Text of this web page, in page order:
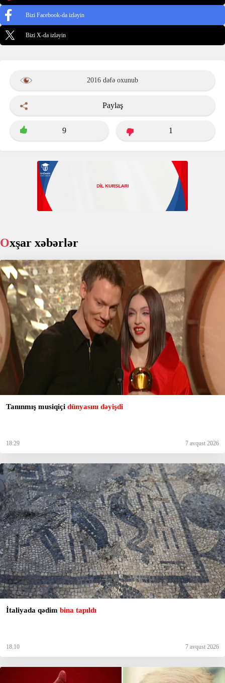
Bizi Facebook-da izləyin
Bizi X-da izləyin
2016 dəfə oxunub
Paylaş
9 1
Oxşar xəbərlər
Tanınmış musiqiçi dünyasını dəyişdi
18:29 7 avqust 2026
İtaliyada qədim bina tapıldı
18:10 7 avqust 2026